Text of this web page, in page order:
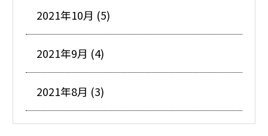
2021年10月 (5)
2021年9月 (4)
2021年8月 (3)